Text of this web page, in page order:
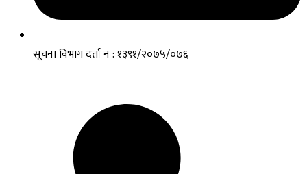
सूचना विभाग दर्ता न : १३९१/२०७५/०७६